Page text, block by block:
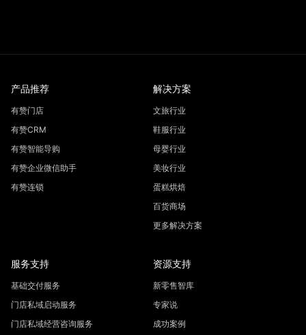
产品推荐
有赞门店
有赞CRM
有赞智能导购
有赞企业微信助手
有赞连锁
解决方案
文旅行业
鞋服行业
母婴行业
美妆行业
蛋糕烘焙
百货商场
更多解决方案
服务支持
基础交付服务
门店私域启动服务
门店私域经营咨询服务
资源支持
新零售智库
专家说
成功案例